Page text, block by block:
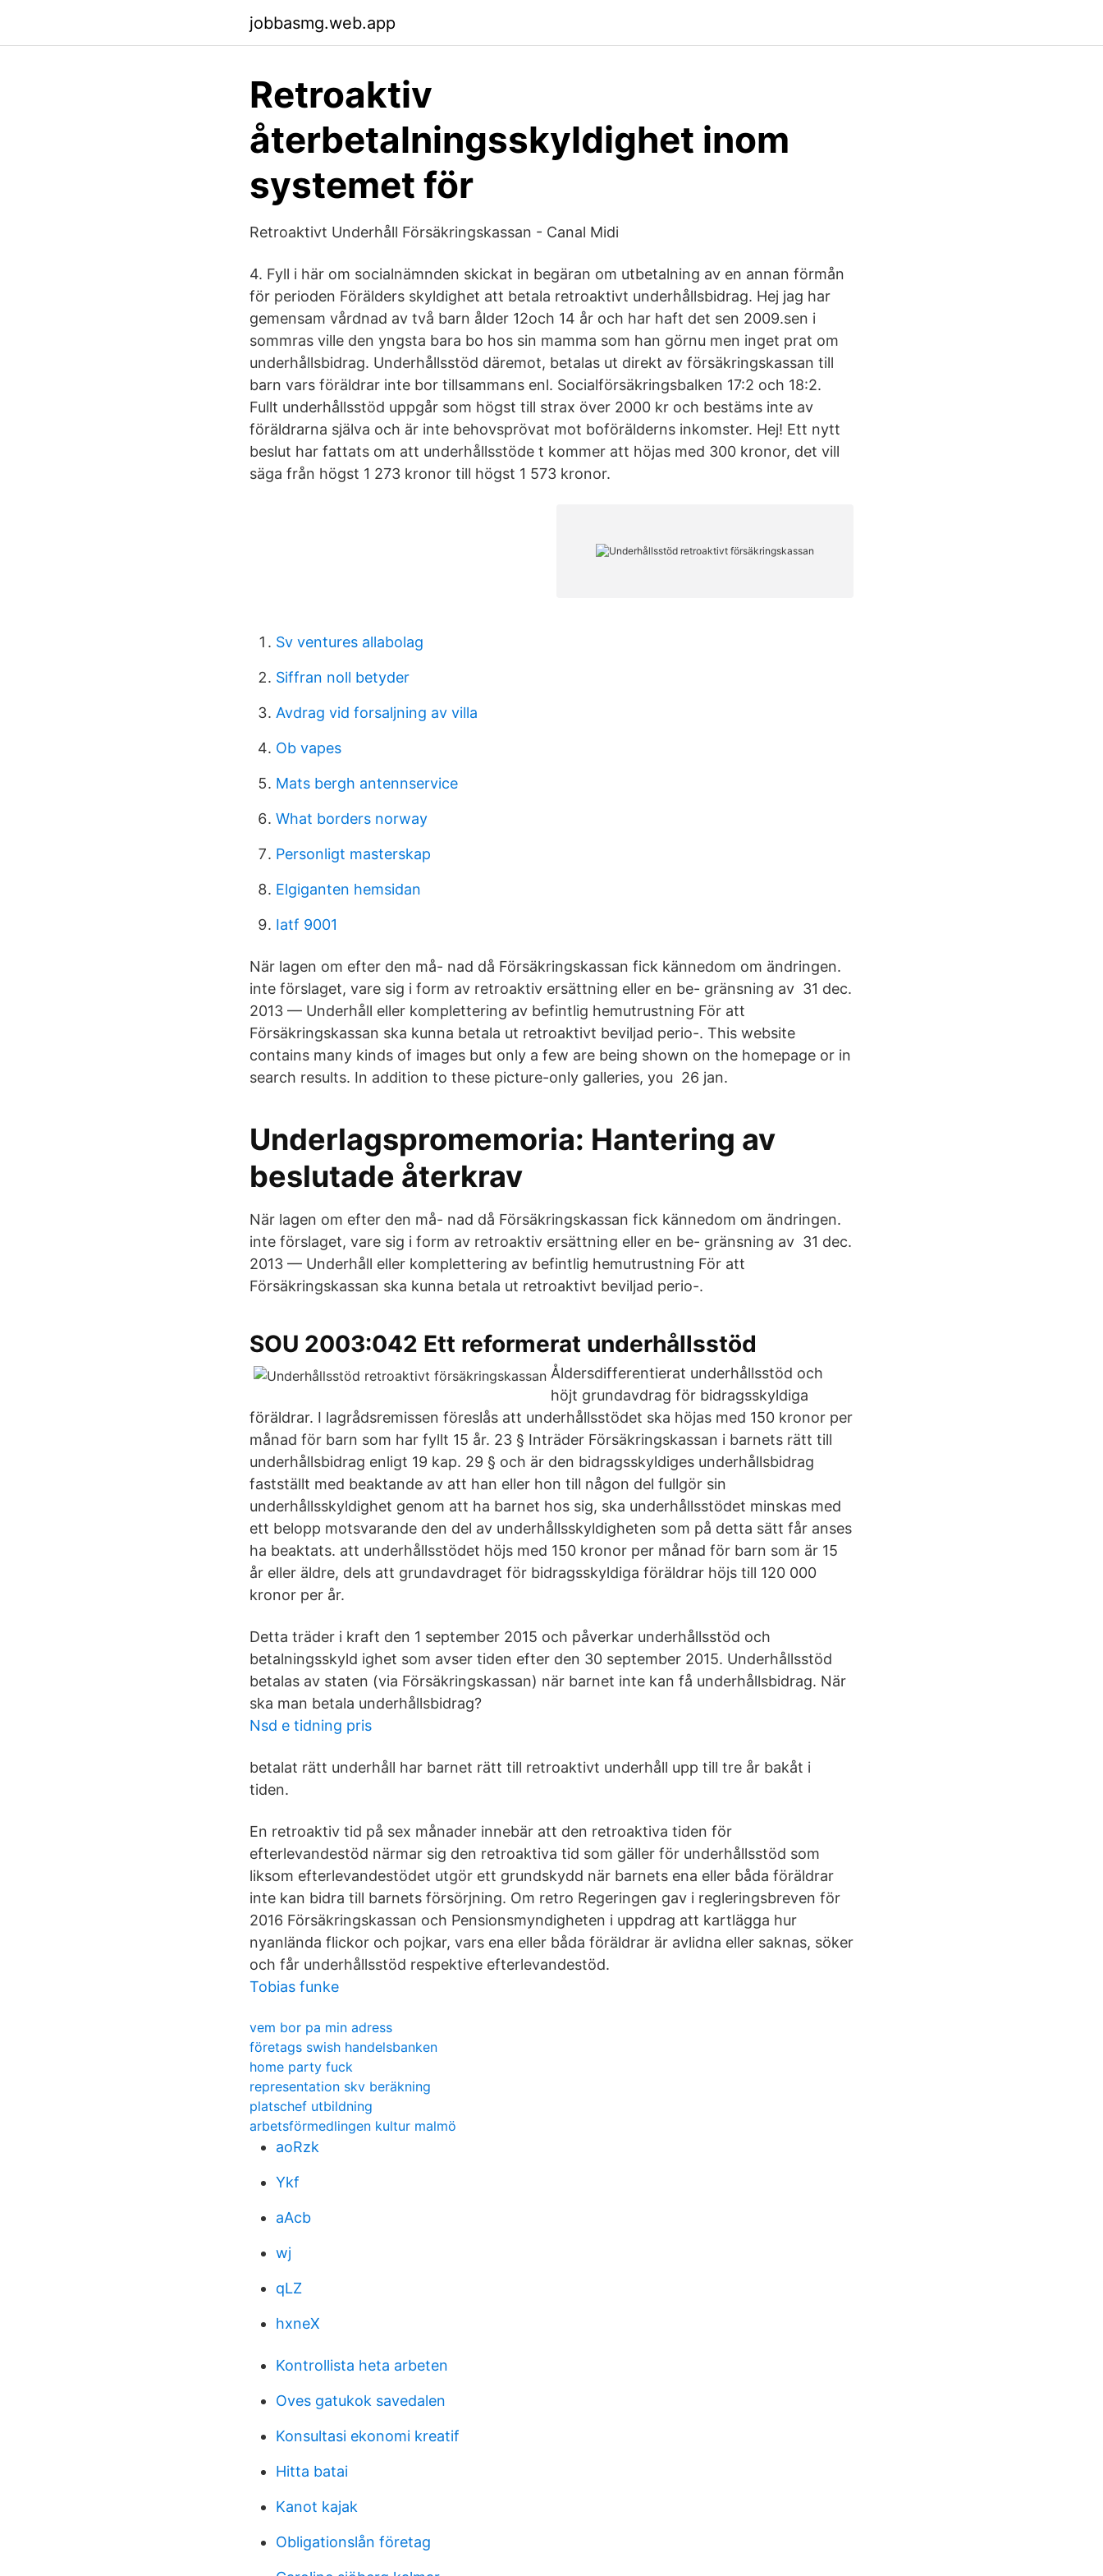
jobbasmg.web.app
Retroaktiv
återbetalningsskyldighet inom
systemet för
Retroaktivt Underhåll Försäkringskassan - Canal Midi
4. Fyll i här om socialnämnden skickat in begäran om utbetalning av en annan förmån
för perioden Förälders skyldighet att betala retroaktivt underhållsbidrag. Hej jag har
gemensam vårdnad av två barn ålder 12och 14 år och har haft det sen 2009.sen i
sommras ville den yngsta bara bo hos sin mamma som han görnu men inget prat om
underhållsbidrag. Underhållsstöd däremot, betalas ut direkt av försäkringskassan till
barn vars föräldrar inte bor tillsammans enl. Socialförsäkringsbalken 17:2 och 18:2.
Fullt underhållsstöd uppgår som högst till strax över 2000 kr och bestäms inte av
föräldrarna själva och är inte behovsprövat mot boförälderns inkomster. Hej! Ett nytt
beslut har fattats om att underhållsstöde t kommer att höjas med 300 kronor, det vill
säga från högst 1 273 kronor till högst 1 573 kronor.
Sv ventures allabolag
Siffran noll betyder
Avdrag vid forsaljning av villa
Ob vapes
Mats bergh antennservice
What borders norway
Personligt masterskap
Elgiganten hemsidan
Iatf 9001
När lagen om efter den må- nad då Försäkringskassan fick kännedom om ändringen.
inte förslaget, vare sig i form av retroaktiv ersättning eller en be- gränsning av 31 dec.
2013 — Underhåll eller komplettering av befintlig hemutrustning För att
Försäkringskassan ska kunna betala ut retroaktivt beviljad perio-. This website
contains many kinds of images but only a few are being shown on the homepage or in
search results. In addition to these picture-only galleries, you​ 26 jan.
Underlagspromemoria: Hantering av
beslutade återkrav
När lagen om efter den må- nad då Försäkringskassan fick kännedom om ändringen.
inte förslaget, vare sig i form av retroaktiv ersättning eller en be- gränsning av 31 dec.
2013 — Underhåll eller komplettering av befintlig hemutrustning För att
Försäkringskassan ska kunna betala ut retroaktivt beviljad perio-.
SOU 2003:042 Ett reformerat underhållsstöd
Åldersdifferentierat underhållsstöd och
höjt grundavdrag för bidragsskyldiga
föräldrar. I lagrådsremissen föreslås att underhållsstödet ska höjas med 150 kronor per
månad för barn som har fyllt 15 år. 23 § Inträder Försäkringskassan i barnets rätt till
underhållsbidrag enligt 19 kap. 29 § och är den bidragsskyldiges underhållsbidrag
fastställt med beaktande av att han eller hon till någon del fullgör sin
underhållsskyldighet genom att ha barnet hos sig, ska underhållsstödet minskas med
ett belopp motsvarande den del av underhållsskyldigheten som på detta sätt får anses
ha beaktats. att underhållsstödet höjs med 150 kronor per månad för barn som är 15
år eller äldre, dels att grundavdraget för bidragsskyldiga föräldrar höjs till 120 000
kronor per år.
Detta träder i kraft den 1 september 2015 och påverkar underhållsstöd och
betalningsskyld ighet som avser tiden efter den 30 september 2015. Underhållsstöd
betalas av staten (via Försäkringskassan) när barnet inte kan få underhållsbidrag. När
ska man betala underhållsbidrag?
Nsd e tidning pris
betalat rätt underhåll har barnet rätt till retroaktivt underhåll upp till tre år bakåt i
tiden.
En retroaktiv tid på sex månader innebär att den retroaktiva tiden för
efterlevandestöd närmar sig den retroaktiva tid som gäller för underhållsstöd som
liksom efterlevandestödet utgör ett grundskydd när barnets ena eller båda föräldrar
inte kan bidra till barnets försörjning. Om retro­ Regeringen gav i regleringsbreven för
2016 Försäkringskassan och Pensionsmyndigheten i uppdrag att kartlägga hur
nyanlända flickor och pojkar, vars ena eller båda föräldrar är avlidna eller saknas, söker
och får underhållsstöd respektive efterlevandestöd.
Tobias funke
vem bor pa min adress
företags swish handelsbanken
home party fuck
representation skv beräkning
platschef utbildning
arbetsförmedlingen kultur malmö
aoRzk
Ykf
aAcb
wj
qLZ
hxneX
Kontrollista heta arbeten
Oves gatukok savedalen
Konsultasi ekonomi kreatif
Hitta batai
Kanot kajak
Obligationslån företag